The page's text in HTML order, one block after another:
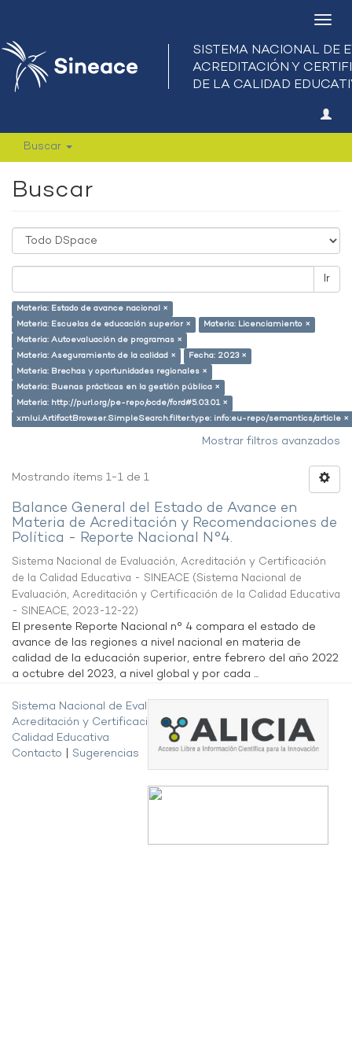
Buscar
Buscar
Ir
Materia: Estado de avance nacional ×
Materia: Escuelas de educación superior ×
Materia: Licenciamiento ×
Materia: Autoevaluación de programas ×
Materia: Aseguramiento de la calidad ×
Fecha: 2023 ×
Materia: Brechas y oportunidades regionales ×
Materia: Buenas prácticas en la gestión pública ×
Materia: http://purl.org/pe-repo/ocde/ford#5.03.01 ×
xmlui.ArtifactBrowser.SimpleSearch.filter.type: info:eu-repo/semantics/article ×
Mostrar filtros avanzados
Mostrando ítems 1-1 de 1
Balance General del Estado de Avance en
Materia de Acreditación y Recomendaciones de
Política - Reporte Nacional N°4.
Sistema Nacional de Evaluación, Acreditación y Certificación
de la Calidad Educativa - SINEACE (Sistema Nacional de
Evaluación, Acreditación y Certificación de la Calidad Educativa
- SINEACE, 2023-12-22)
El presente Reporte Nacional n° 4 compara el estado de
avance de las regiones a nivel nacional en materia de
calidad de la educación superior, entre febrero del año 2022
a octubre del 2023, a nivel global y por cada ...
Sistema Nacional de Evaluación,
Acreditación y Certificación de la
Calidad Educativa
Contacto
Sugerencias